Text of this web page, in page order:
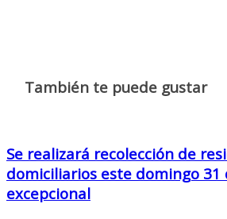
También te puede gustar
Se realizará recolección de
domiciliarios este domingo 31
excepcional